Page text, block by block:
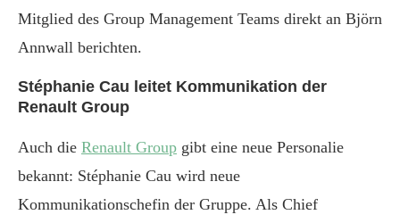
Mitglied des Group Management Teams direkt an Björn
Annwall berichten.
Stéphanie Cau leitet Kommunikation der
Renault Group
Auch die Renault Group gibt eine neue Personalie
bekannt: Stéphanie Cau wird neue
Kommunikationschefin der Gruppe. Als Chief